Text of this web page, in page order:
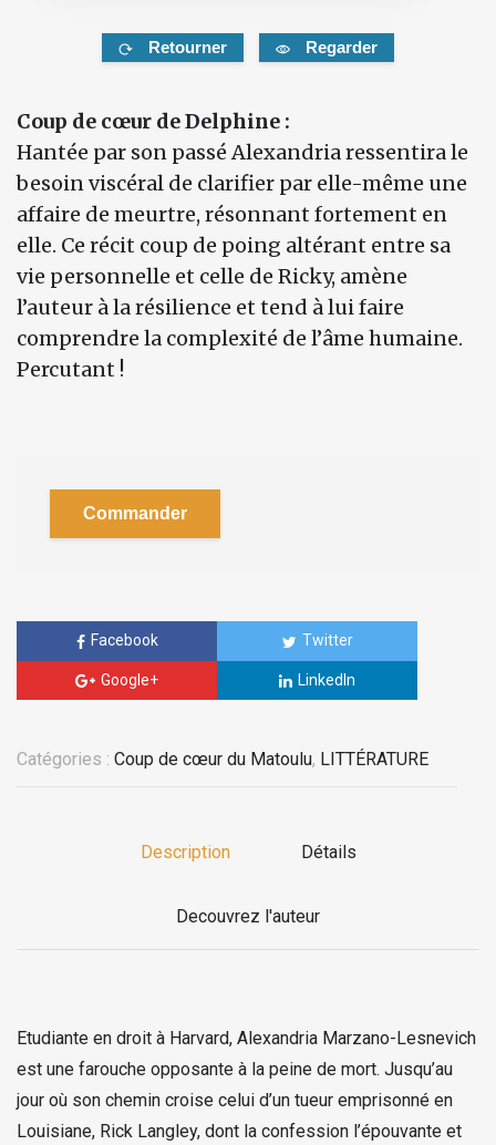
Retourner Regarder
Coup de cœur de Delphine :
Hantée par son passé Alexandria ressentira le
besoin viscéral de clarifier par elle-même une
affaire de meurtre, résonnant fortement en
elle. Ce récit coup de poing altérant entre sa
vie personnelle et celle de Ricky, amène
l’auteur à la résilience et tend à lui faire
comprendre la complexité de l’âme humaine.
Percutant !
Commander
Facebook Twitter
Google+ LinkedIn
Catégories : Coup de cœur du Matoulu, LITTÉRATURE
Description Détails
Decouvrez l'auteur
Etudiante en droit à Harvard, Alexandria Marzano-Lesnevich
est une farouche opposante à la peine de mort. Jusqu’au
jour où son chemin croise celui d’un tueur emprisonné en
Louisiane, Rick Langley, dont la confession l’épouvante et